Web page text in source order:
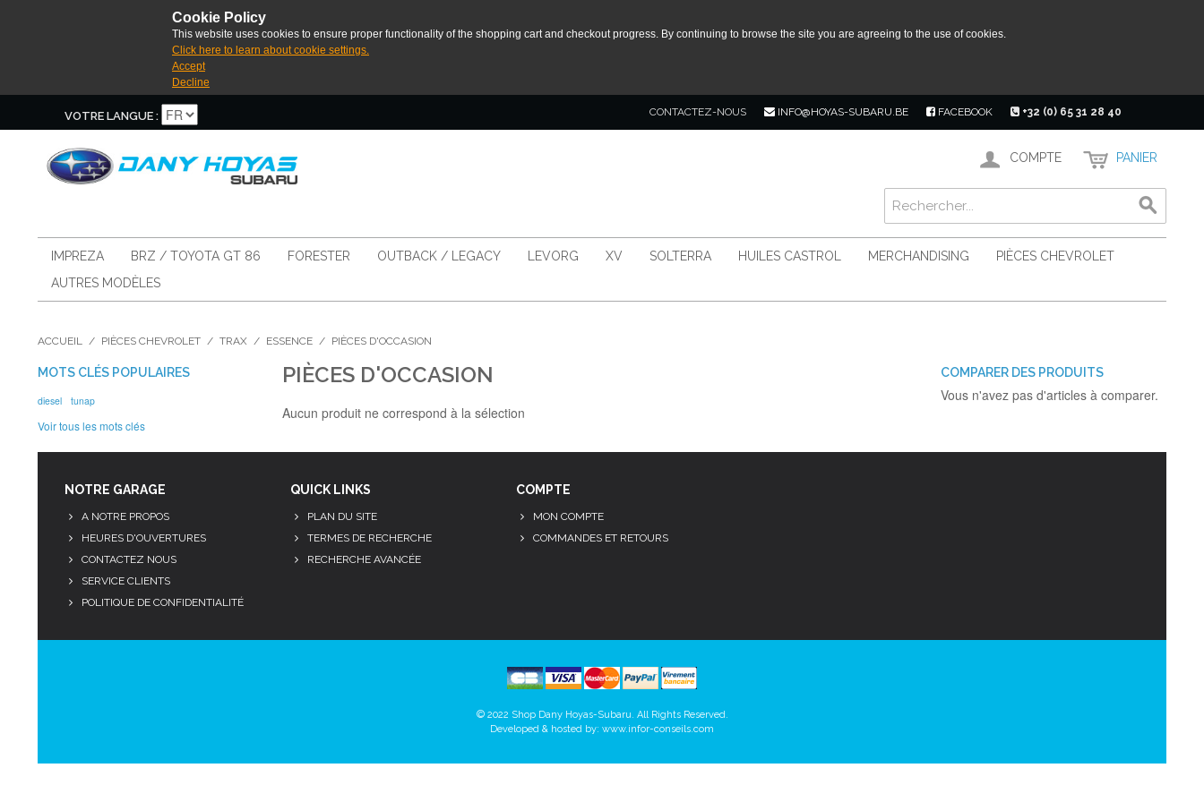
Cookie Policy
This website uses cookies to ensure proper functionality of the shopping cart and checkout progress. By continuing to browse the site you are agreeing to the use of cookies.
Click here to learn about cookie settings.
Accept
Decline
VOTRE LANGUE : CONTACTEZ-NOUS INFO@HOYAS-SUBARU.BE FACEBOOK +32 (0) 65 31 28 40
COMPTE PANIER
IMPREZA BRZ / TOYOTA GT 86 FORESTER OUTBACK / LEGACY LEVORG XV SOLTERRA HUILES CASTROL MERCHANDISING
PIÈCES CHEVROLET
AUTRES MODÈLES
ACCUEIL / PIÈCES CHEVROLET / TRAX / ESSENCE / PIÈCES D'OCCASION
PIÈCES D'OCCASION
Aucun produit ne correspond à la sélection
MOTS CLÉS POPULAIRES
diesel tunap
Voir tous les mots clés
COMPARER DES PRODUITS
Vous n'avez pas d'articles à comparer.
NOTRE GARAGE
A NOTRE PROPOS
HEURES D'OUVERTURES
CONTACTEZ NOUS
SERVICE CLIENTS
POLITIQUE DE CONFIDENTIALITÉ
QUICK LINKS
PLAN DU SITE
TERMES DE RECHERCHE
RECHERCHE AVANCÉE
COMPTE
MON COMPTE
COMMANDES ET RETOURS
© 2022 Shop Dany Hoyas-Subaru. All Rights Reserved.
Developed & hosted by: www.infor-conseils.com